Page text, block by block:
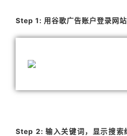
Step 1: 用谷歌广告账户登录网站
Step 2: 输入关键词，显示搜索